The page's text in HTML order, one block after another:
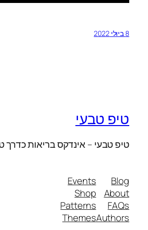
8 ביולי 2022
טיפ טבעי
טיפ טבעי – אינדקס בריאות כדרך
Blog
About
FAQs
Authors
Events
Shop
Patterns
Themes